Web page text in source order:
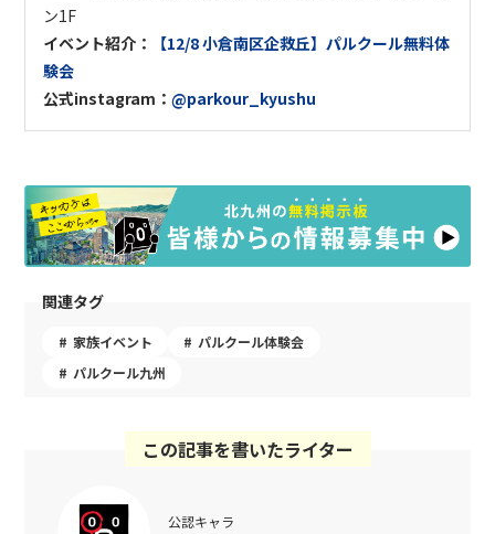
ン1F
イベント紹介：
【12/8 小倉南区企救丘】パルクール無料体
験会
公式instagram：@parkour_kyushu
関連タグ
家族イベント
パルクール体験会
パルクール九州
この記事を書いたライター
公認キャラ